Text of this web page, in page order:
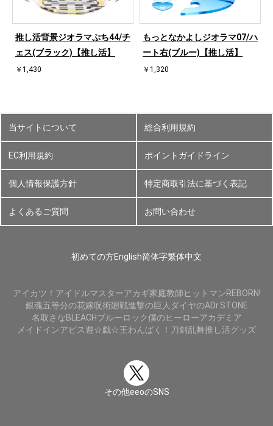
推し活背景ジオラマぷち44/チ
ェス(ブラック)【推し活】
￥1,430
もっとなかよしジオラマ07/ハ
ート右(ブルー)【推し活】
￥1,320
当サイトについて 総合利用規約
EC利用規約 ポイントガイドライン
個人情報保護方針 特定商取引法に基づく表記
よくあるご質問 お問い合わせ
初めての方English简体字繁体中文
アイカツ！ アイドルマスターアカギ家庭教師ヒットマンREBORN!
銀魂五等分の花嫁呪術廻戦進撃の巨人 ダイヤのADr.STONE
名取さなBLEACHブルーロック僕のヒーローアカデミア
メイドインアビス遊☆戯☆王わんぱく！刀剣乱舞推し活グッズ
その他eeoのSNS